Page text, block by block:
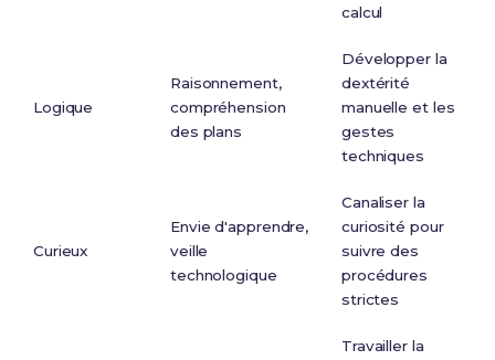
calcul
Logique
Raisonnement,
compréhension
des plans
Développer la
dextérité
manuelle et les
gestes
techniques
Curieux
Envie d'apprendre,
veille
technologique
Canaliser la
curiosité pour
suivre des
procédures
strictes
Travailler la